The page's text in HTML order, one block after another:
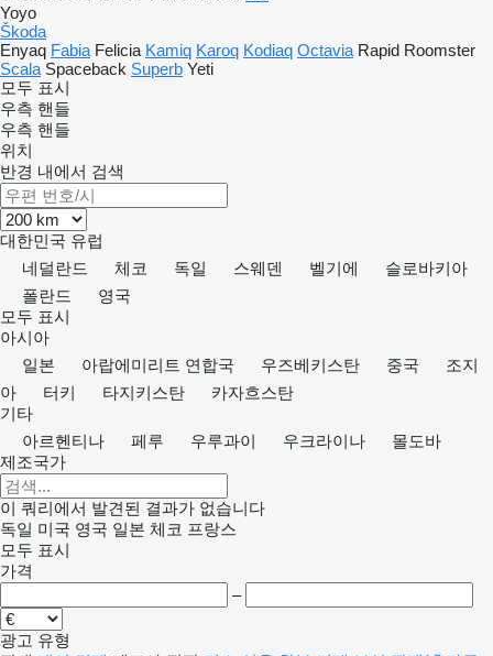
Yoyo
Škoda
Enyaq Fabia Felicia Kamiq Karoq Kodiaq Octavia Rapid Roomster
Scala Spaceback Superb Yeti
모두 표시
우측 핸들
우측 핸들
위치
반경 내에서 검색
대한민국 유럽
네덜란드
체코 독일 스웨덴 벨기에
슬로바키아
폴란드
영국
모두 표시
아시아
일본
아랍에미리트 연합국 우즈베키스탄 중국
조지
아
터키 타지키스탄
카자흐스탄
기타
아르헨티나
페루 우루과이 우크라이나
몰도바
제조국가
이 쿼리에서 발견된 결과가 없습니다
독일 미국 영국 일본 체코 프랑스
모두 표시
가격
–
광고 유형